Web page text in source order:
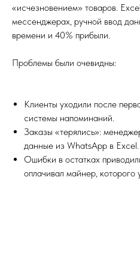
«исчезновением» товаров.
мессенджерах, ручной ввод
времени и 40% прибыли.
Проблемы были очевидны:
Клиенты уходили после
системы напоминаний.
Заказы «терялись»:
данные из WhatsApp в Excel.
Ошибки в остатках
оплачивал майнер, которого